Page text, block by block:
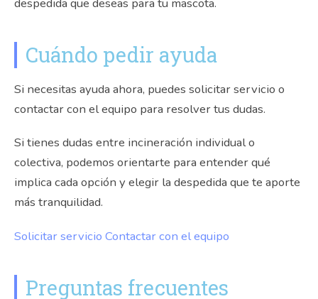
despedida que deseas para tu mascota.
Cuándo pedir ayuda
Si necesitas ayuda ahora, puedes solicitar servicio o
contactar con el equipo para resolver tus dudas.
Si tienes dudas entre incineración individual o
colectiva, podemos orientarte para entender qué
implica cada opción y elegir la despedida que te aporte
más tranquilidad.
Solicitar servicio Contactar con el equipo
Preguntas frecuentes